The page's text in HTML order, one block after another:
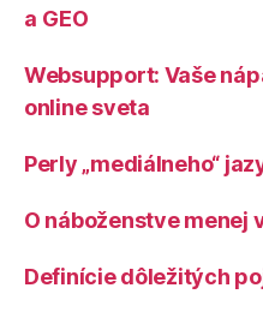
a GEO
Websupport: Vaše
online sveta
Perly „mediálneho“
O náboženstve menej
Definície dôležitých